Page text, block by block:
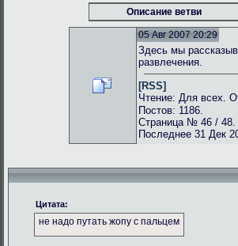
Описание ветви
05 Авг 2007 20:29
Здесь мы
развлечения.
[RSS]
Чтение: Для всех.
Постов: 1186.
Страница № 46 / 48.
Последнее 31 Дек
Цитата:
не надо путать жопу с пальцем